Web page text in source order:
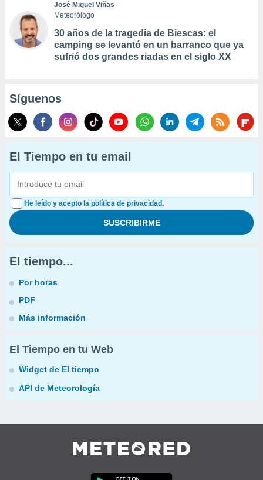
José Miguel Viñas
Meteorólogo
30 años de la tragedia de Biescas: el
camping se levantó en un barranco que ya
sufrió dos grandes riadas en el siglo XX
Síguenos
El Tiempo en tu email
He leído y acepto la política de privacidad.
El tiempo...
Por horas
PDF
Más información
El Tiempo en tu Web
Widget de El tiempo
API de Meteorología